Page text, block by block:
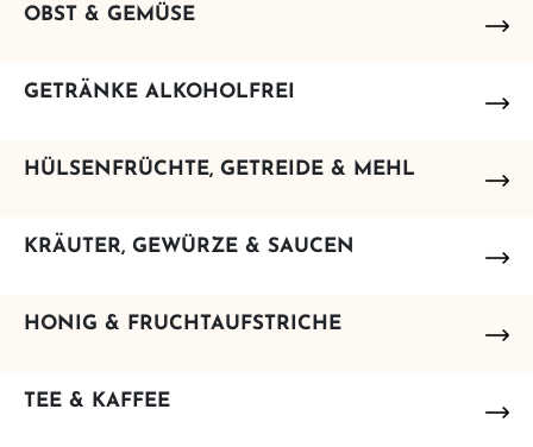
OBST & GEMÜSE
GETRÄNKE ALKOHOLFREI
HÜLSENFRÜCHTE, GETREIDE & MEHL
KRÄUTER, GEWÜRZE & SAUCEN
HONIG & FRUCHTAUFSTRICHE
TEE & KAFFEE